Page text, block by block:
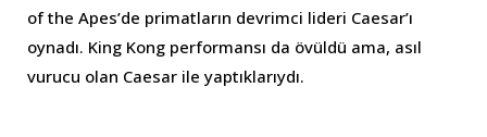
of the Apes’de primatların devrimci lideri Caesar’ı
oynadı. King Kong performansı da övüldü ama, asıl
vurucu olan Caesar ile yaptıklarıydı.